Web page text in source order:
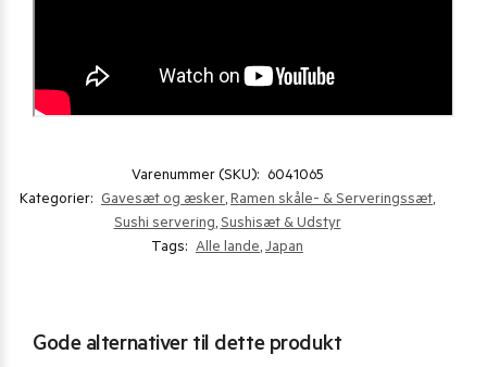
Varenummer (SKU): 6041065
Kategorier: Gavesæt og æsker, Ramen skåle- & Serveringssæt,
Sushi servering, Sushisæt & Udstyr
Tags: Alle lande, Japan
Gode alternativer til dette produkt